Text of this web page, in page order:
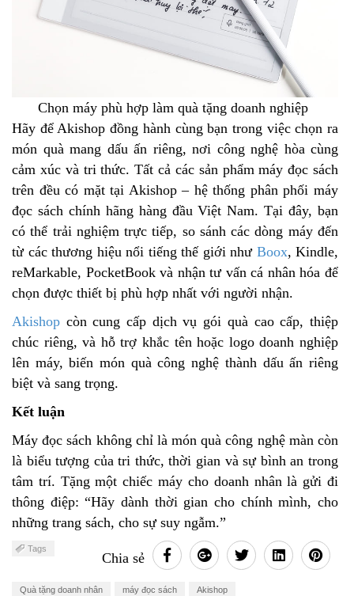
Chọn máy phù hợp làm quà tặng doanh nghiệp
Hãy để Akishop đồng hành cùng bạn trong việc chọn ra
món quà mang dấu ấn riêng, nơi công nghệ hòa cùng
cảm xúc và tri thức. Tất cả các sản phẩm máy đọc sách
trên đều có mặt tại Akishop – hệ thống phân phối máy
đọc sách chính hãng hàng đầu Việt Nam. Tại đây, bạn
có thể trải nghiệm trực tiếp, so sánh các dòng máy đến
từ các thương hiệu nổi tiếng thế giới như Boox, Kindle,
reMarkable, PocketBook và nhận tư vấn cá nhân hóa để
chọn được thiết bị phù hợp nhất với người nhận.
Akishop còn cung cấp dịch vụ gói quà cao cấp, thiệp
chúc riêng, và hỗ trợ khắc tên hoặc logo doanh nghiệp
lên máy, biến món quà công nghệ thành dấu ấn riêng
biệt và sang trọng.
Kết luận
Máy đọc sách không chỉ là món quà công nghệ màn còn
là biểu tượng của tri thức, thời gian và sự bình an trong
tâm trí. Tặng một chiếc máy cho doanh nhân là gửi đi
thông điệp: “Hãy dành thời gian cho chính mình, cho
những trang sách, cho sự suy ngẫm.”
Chia sẻ
Tags
Quà tặng doanh nhân máy đọc sách Akishop